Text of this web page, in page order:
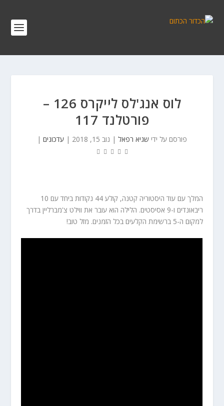
לוס אנג'לס לייקרס 126 –
פורטלנד 117
פורסם על ידי שגיא רפאל | נוב 15, 2018 | עדכונים |
המלך עם עוד היסטוריה קטנה, קולע 44 נקודות ביחד עם 10
ריבאונדים ו-9 אסיסטים. הלילה הוא עובר את ווילט צ'מברליין בדרך
למקום ה-5 ברשימת הקלעים בכל הזמנים. מזל טוב!